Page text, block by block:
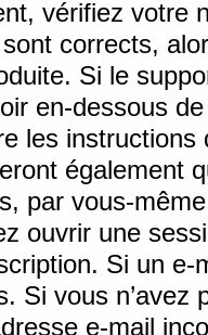
vérifiez votre
sont corrects,
Si le
en-dessous
les
également
par vous-
ouvrir une
Si un
Si vous n’avez
e-mail